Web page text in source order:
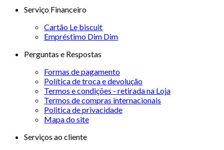
Serviço Financeiro
Cartão Le biscuit
Empréstimo Dim Dim
Perguntas e Respostas
Formas de pagamento
Política de troca e devolução
Termos e condições - retirada na Loja
Termos de compras internacionais
Politica de privacidade
Mapa do site
Serviços ao cliente